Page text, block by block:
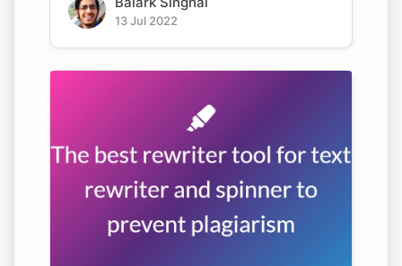
13 Jul 2022